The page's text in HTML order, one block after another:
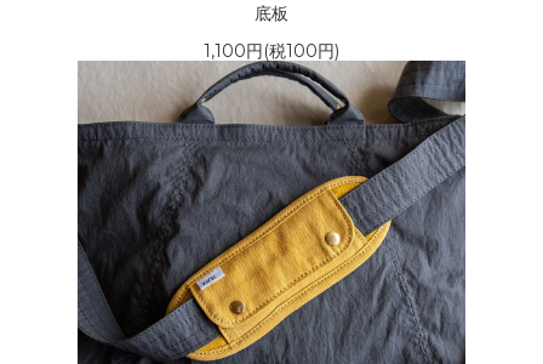
底板
1,100円(税100円)